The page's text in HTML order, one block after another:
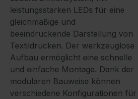
leistungsstarken LEDs für eine
gleichmäßige und
beeindruckende Darstellung von
Textildrucken. Der werkzeuglose
Aufbau ermöglicht eine schnelle
und einfache Montage. Dank der
modularen Bauweise können
verschiedene Konfigurationen für